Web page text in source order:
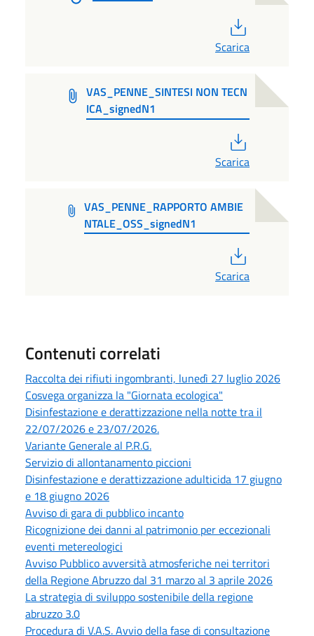
Scarica
VAS_PENNE_SINTESI NON TECN
ICA_signedN1
Scarica
VAS_PENNE_RAPPORTO AMBIE
NTALE_OSS_signedN1
Scarica
Contenuti correlati
Raccolta dei rifiuti ingombranti, lunedì 27 luglio 2026
Cosvega organizza la "Giornata ecologica"
Disinfestazione e derattizzazione nella notte tra il
22/07/2026 e 23/07/2026.
Variante Generale al P.R.G.
Servizio di allontanamento piccioni
Disinfestazione e derattizzazione adulticida 17 giugno
e 18 giugno 2026
Avviso di gara di pubblico incanto
Ricognizione dei danni al patrimonio per eccezionali
eventi metereologici
Avviso Pubblico avversità atmosferiche nei territori
della Regione Abruzzo dal 31 marzo al 3 aprile 2026
La strategia di sviluppo sostenibile della regione
abruzzo 3.0
Procedura di V.A.S. Avvio della fase di consultazione